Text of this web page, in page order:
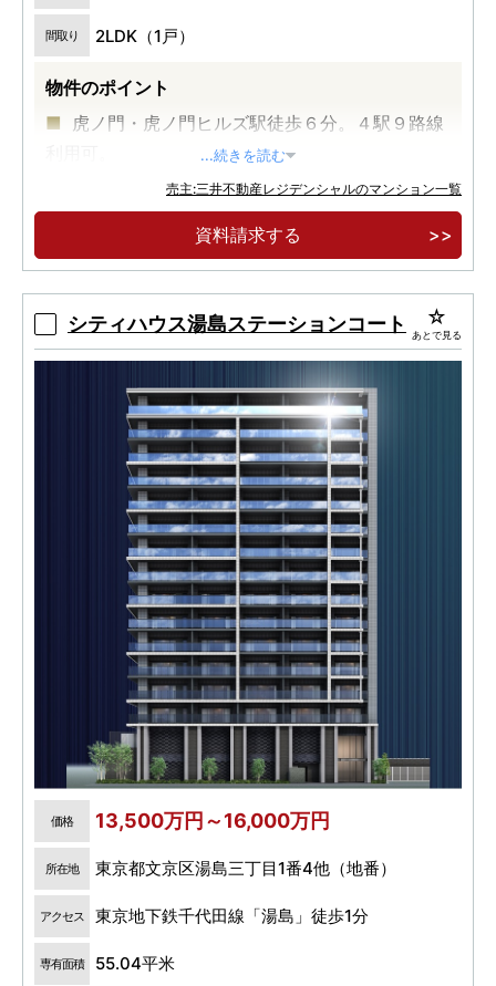
間取り 2LDK（1戸）
物件のポイント
虎ノ門・虎ノ門ヒルズ駅徒歩６分。４駅９路線
再開発が続く「虎ノ門」に住まう価値。
多彩な生活施設が揃う「虎ノ門ヒルズ」徒歩３
分。
...続きを読む
売主:三井不動産レジデンシャルのマンション一覧
資料請求する
シティハウス湯島ステーションコート あとで見る
価格 13,500万円～16,000万円
所在地 東京都文京区湯島三丁目1番4他（地番）
アクセス 東京地下鉄千代田線「湯島」徒歩1分
専有面積 55.04平米